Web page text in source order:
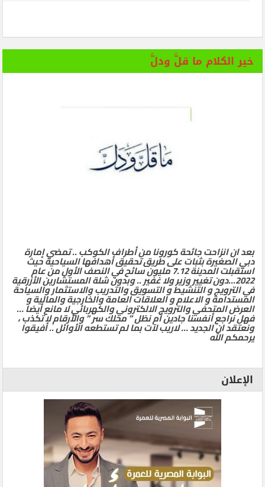
خير الكلام ما قلَّ ودلَّ
بعد ان انزاحت جائحة كورونا من أطراف الكوكب .. تمضي إمارة
دبي الصغيرة بثبات على طريق تحقيق أهدافها السياحية حيث
استقبلت المدينة 7.12 مليون سائح في النصف الأول من عام
2022…دون تغيير وزير ولا غفير .. وبدون شلة المستشارين الأزرقية
في الترويج و التنشيط و التسويق والتدريب والاستثمار والسياحة
المستدامة و الاعلام و العلاقات العامة والخارجية والمالية و
العرض المتحفي والترويج الالكتروني والكهربائي لا مانع أيضا …
فهل نراجع أنفسنا جادين أم نظل ” محلك سر ” والأرقام لا تكذب ،
ونعتقد ان الجديد … لاريب لآت بما لم تستطعه الأوائل .. أفيقوا
يرحمكم الله
الإعلان